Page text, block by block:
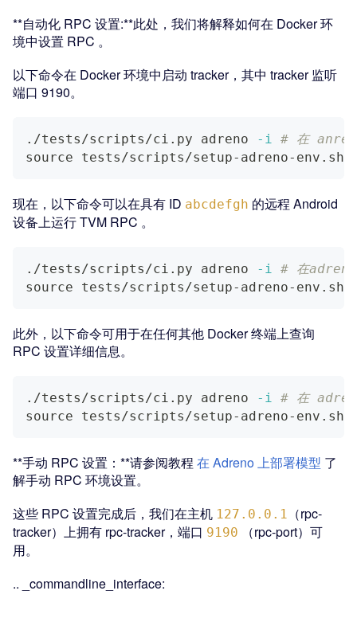
**自动化 RPC 设置:**此处，我们将解释如何在 Docker 环
境中设置 RPC 。
以下命令在 Docker 环境中启动 tracker，其中 tracker 监听
端口 9190。
./tests/scripts/ci.py adreno -i
# 在
source tests/scripts/setup-adreno-env.sh
现在，以下命令可以在具有 ID abcdefgh 的远程 Android
设备上运行 TVM RPC 。
./tests/scripts/ci.py adreno -i
# 在
source tests/scripts/setup-adreno-env.sh
此外，以下命令可用于在任何其他 Docker 终端上查询
RPC 设置详细信息。
./tests/scripts/ci.py adreno -i
# 在
source tests/scripts/setup-adreno-env.sh
**手动 RPC 设置：**请参阅教程 在 Adreno 上部署模型 了
解手动 RPC 环境设置。
这些 RPC 设置完成后，我们在主机 127.0.0.1
（rpc-
tracker）上拥有 rpc-tracker，端口 9190
（rpc-port）可
用。
.. _commandline_interface: